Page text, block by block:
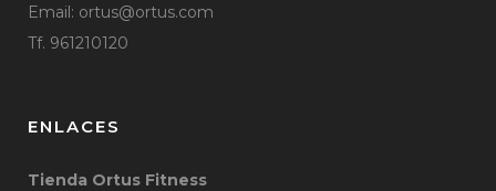
Email: ortus@ortus.com
Tf. 961210120
ENLACES
Tienda Ortus Fitness